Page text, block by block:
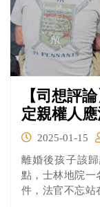
【司想評
定親權人
2025-01-15
離婚後孩子該
點，士林地院一
件，法官不忘站